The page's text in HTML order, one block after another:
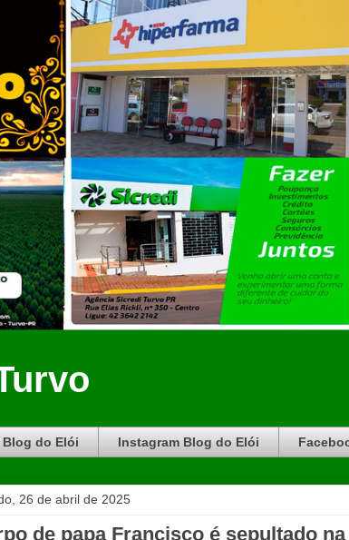
do Elói Instagram Blog do Elói
26 de abril de 2025
de papa Francisco é sepultado